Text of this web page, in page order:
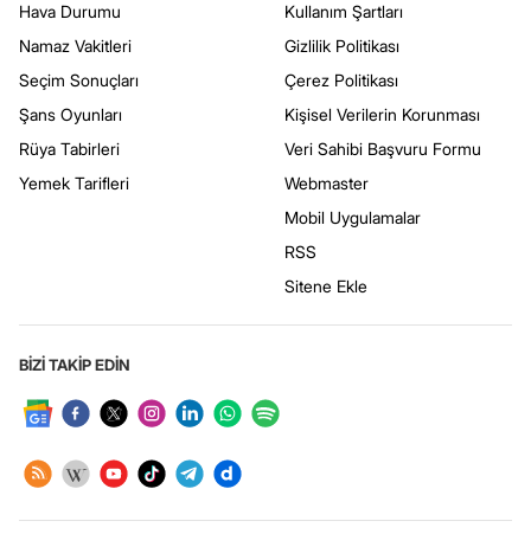
Hava Durumu
Namaz Vakitleri
Seçim Sonuçları
Şans Oyunları
Rüya Tabirleri
Yemek Tarifleri
Kullanım Şartları
Gizlilik Politikası
Çerez Politikası
Kişisel Verilerin Korunması
Veri Sahibi Başvuru Formu
Webmaster
Mobil Uygulamalar
RSS
Sitene Ekle
BİZİ TAKİP EDİN